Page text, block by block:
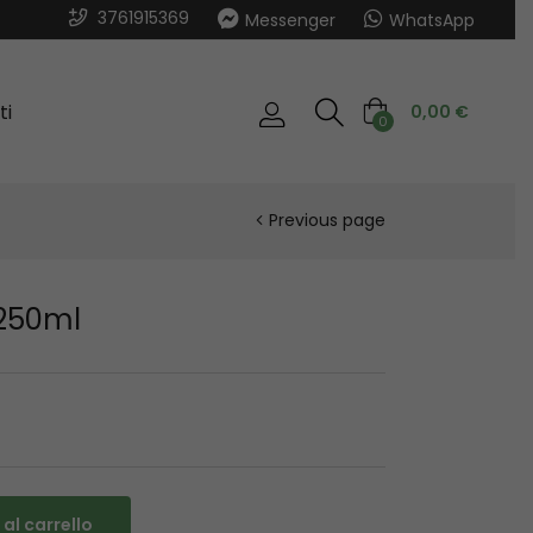
3761915369 Messenger WhatsApp
0 0,00 €
Previous page
carrello